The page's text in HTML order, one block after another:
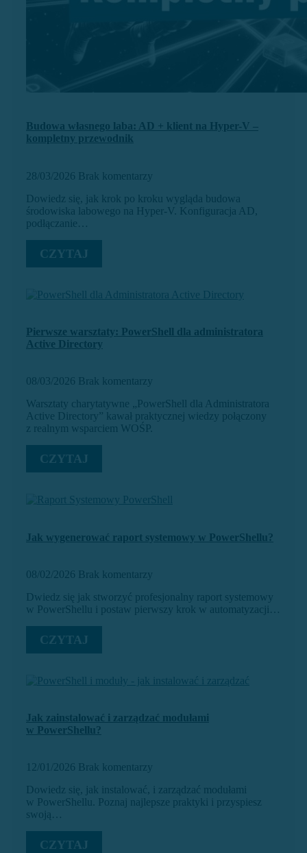
Budowa własnego laba: AD + klient na Hyper-V –
kompletny przewodnik
28/03/2026 Brak komentarzy
Dowiedz się, jak krok po kroku wygląda budowa
środowiska labowego na Hyper-V. Konfiguracja AD,
podłączanie…
CZYTAJ
Pierwsze warsztaty: PowerShell dla administratora
Active Directory
08/03/2026 Brak komentarzy
Warsztaty charytatywne „PowerShell dla Administratora
Active Directory” kawał praktycznej wiedzy połączony
z realnym wsparciem WOŚP.
CZYTAJ
Jak wygenerować raport systemowy w PowerShellu?
08/02/2026 Brak komentarzy
Dwiedz się jak stworzyć profesjonalny raport systemowy
w PowerShellu i postaw pierwszy krok w automatyzacji…
CZYTAJ
Jak zainstalować i zarządzać modułami
w PowerShellu?
12/01/2026 Brak komentarzy
Dowiedz się, jak instalować, i zarządzać modułami
w PowerShellu. Poznaj najlepsze praktyki i przyspiesz
swoją…
CZYTAJ